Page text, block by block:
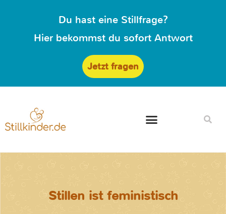
Du hast eine Stillfrage?
Hier bekommst du sofort Antwort
Jetzt fragen
Stillen ist feministisch